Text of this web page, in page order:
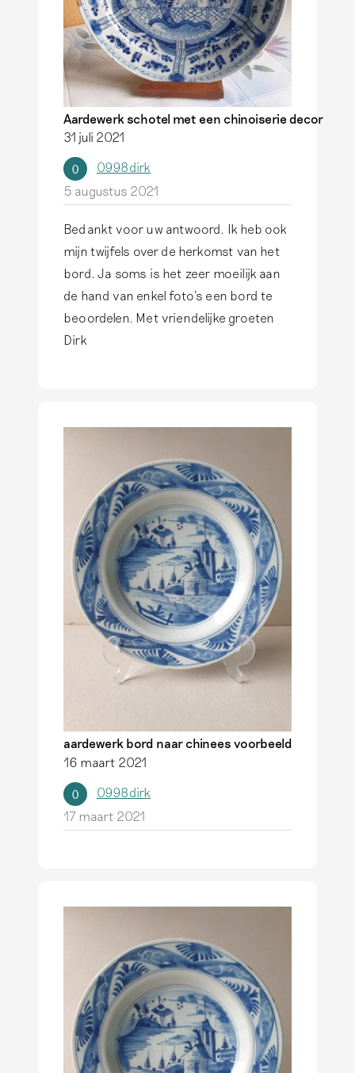
Aardewerk schotel met een chinoiserie decor
31 juli 2021
0
0998dirk
5 augustus 2021
Bedankt voor uw antwoord. Ik heb ook
mijn twijfels over de herkomst van het
bord. Ja soms is het zeer moeilijk aan
de hand van enkel foto's een bord te
beoordelen. Met vriendelijke groeten
Dirk
aardewerk bord naar chinees voorbeeld
16 maart 2021
0
0998dirk
17 maart 2021